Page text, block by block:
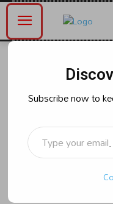
ప్రారంభమైన
ఖమ్మం
ఉపఎన్నికల
Subscribe now to
Type your email…